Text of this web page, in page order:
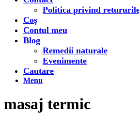
Politica privind
Coș
Contul meu
Blog
Remedii naturale
Evenimente
Cautare
Menu
masaj termic